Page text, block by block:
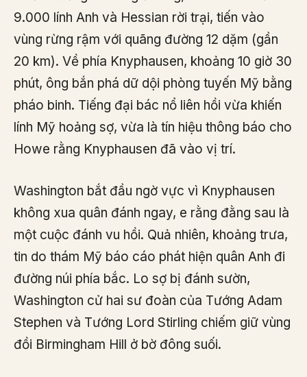
9.000 lính Anh và Hessian rời trại, tiến vào
vùng rừng rậm với quãng đường 12 dặm (gần
20 km). Về phía Knyphausen, khoảng 10 giờ 30
phút, ông bắn phá dữ dội phòng tuyến Mỹ bằng
pháo binh. Tiếng đại bác nổ liên hồi vừa khiến
lính Mỹ hoảng sợ, vừa là tín hiệu thông báo cho
Howe rằng Knyphausen đã vào vị trí.
Washington bắt đầu ngờ vực vì Knyphausen
không xua quân đánh ngay, e rằng đằng sau là
một cuộc đánh vu hồi. Quả nhiên, khoảng trưa,
tin do thám Mỹ báo cáo phát hiện quân Anh đi
đường núi phía bắc. Lo sợ bị đánh sườn,
Washington cử hai sư đoàn của Tướng Adam
Stephen và Tướng Lord Stirling chiếm giữ vùng
đồi Birmingham Hill ở bờ đông suối.